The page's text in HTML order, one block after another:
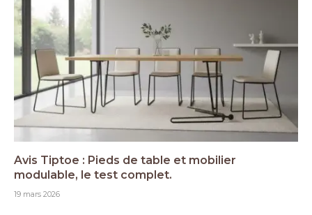
Avis Tiptoe : Pieds de table et mobilier
modulable, le test complet.
19 mars 2026